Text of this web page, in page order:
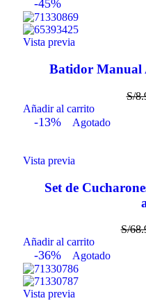
-45%
Vista previa
Batidor Manual
S/
Añadir al carrito
-13% Agotado
Vista previa
Set de
S/
Añadir al carrito
-36% Agotado
Vista previa